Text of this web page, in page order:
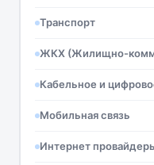
Транспорт
ЖКХ (Жилищно-
Кабельное и
Мобильная связь
Интернет